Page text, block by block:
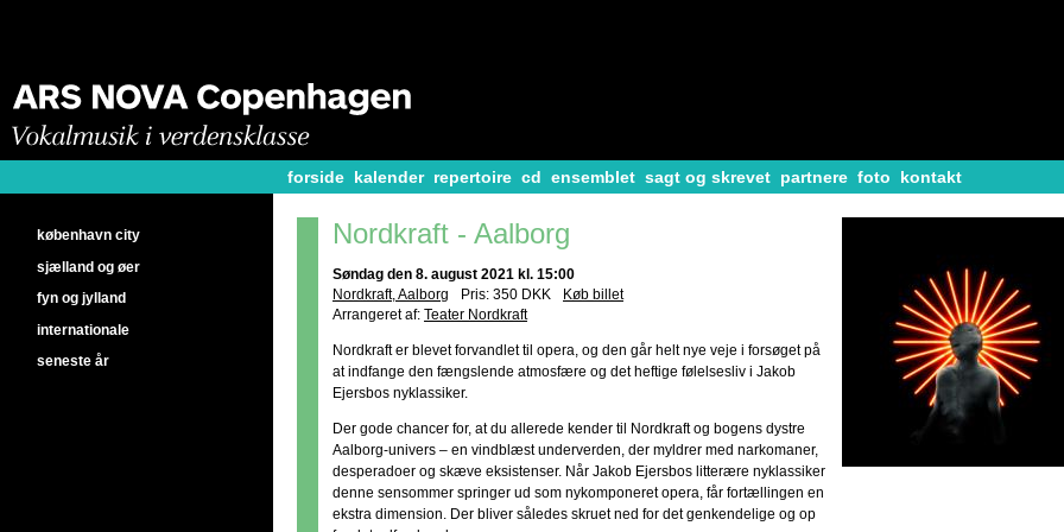
forside kalender repertoire cd ensemblet sagt og skrevet partnere foto kontakt
Nordkraft - Aalborg
Søndag den 8. august 2021 kl. 15:00
Nordkraft, Aalborg
Pris: 350 DKK
Køb billet
Arrangeret af: Teater Nordkraft
Nordkraft er blevet forvandlet til opera, og den går helt nye veje i forsøget på
at indfange den fængslende atmosfære og det heftige følelsesliv i Jakob
Ejersbos nyklassiker.
Der gode chancer for, at du allerede kender til Nordkraft og bogens dystre
Aalborg-univers – en vindblæst underverden, der myldrer med narkomaner,
desperadoer og skæve eksistenser. Når Jakob Ejersbos litterære nyklassiker
denne sensommer springer ud som nykomponeret opera, får fortællingen en
ekstra dimension. Der bliver således skruet ned for det genkendelige og op
københavn city
sjælland og øer
fyn og jylland
internationale
seneste år